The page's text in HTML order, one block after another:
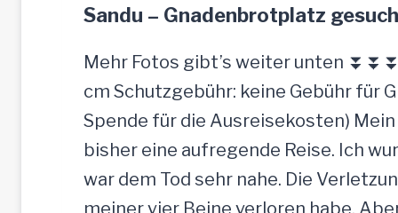
Sandu – Gnadenbrotplatz
Mehr Fotos gibt’s weiter unten
cm Schutzgebühr: keine Gebühr für
Spende für die Ausreisekosten)
bisher eine aufregende Reise. Ich
war dem Tod sehr nahe. Die
meiner vier Beine verloren habe.